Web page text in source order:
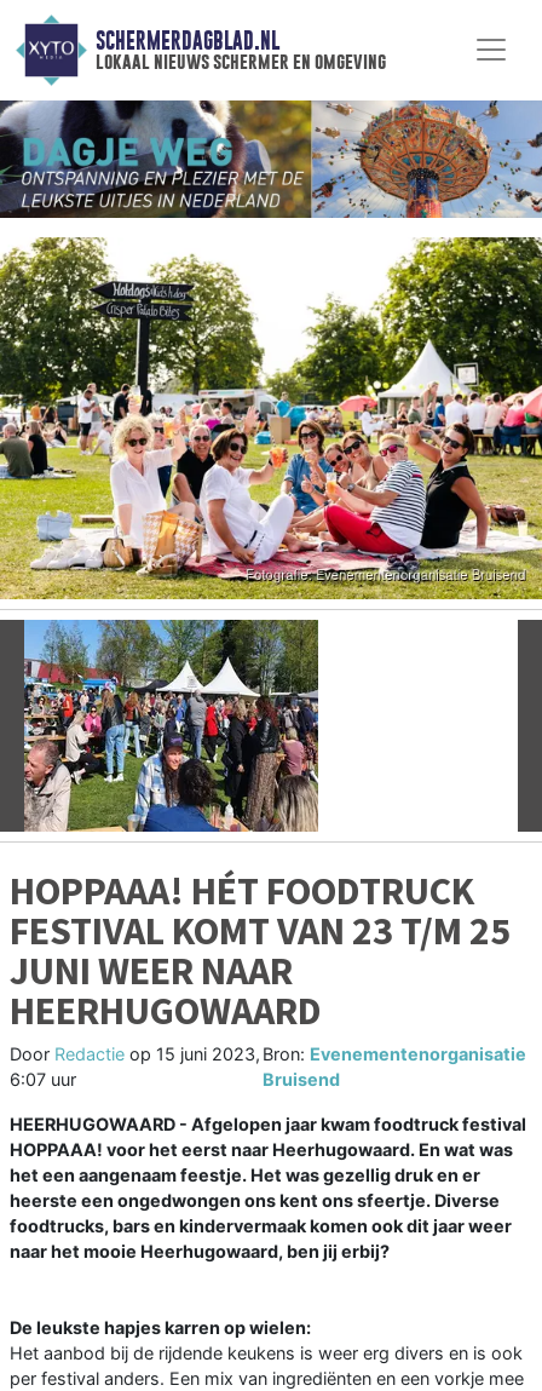
SCHERMERDAGBLAD.NL
lokaal nieuws schermer en omgeving
Vorige
HOPPAAA! HÉT FOODTRUCK
FESTIVAL KOMT VAN 23 T/M 25
JUNI WEER NAAR
HEERHUGOWAARD
Door Redactie op 15 juni 2023,
6:07 uur
Bron: Evenementenorganisatie
Bruisend
HEERHUGOWAARD - Afgelopen jaar kwam foodtruck festival
HOPPAAA! voor het eerst naar Heerhugowaard. En wat was
het een aangenaam feestje. Het was gezellig druk en er
heerste een ongedwongen ons kent ons sfeertje. Diverse
foodtrucks, bars en kindervermaak komen ook dit jaar weer
naar het mooie Heerhugowaard, ben jij erbij?
De leukste hapjes karren op wielen:
Het aanbod bij de rijdende keukens is weer erg divers en is ook
per festival anders. Een mix van ingrediënten en een vorkje mee